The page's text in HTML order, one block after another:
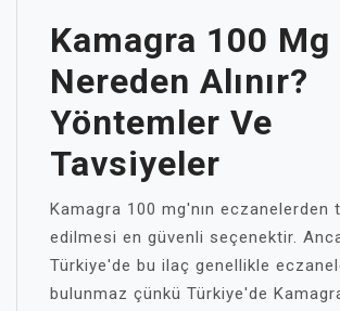
Kamagra 100 Mg
Nereden Alınır?
Yöntemler Ve
Tavsiyeler
Kamagra 100 mg'nın eczanelerden
edilmesi en güvenli seçenektir.
Türkiye'de bu ilaç genellikle
bulunmaz çünkü Türkiye'de